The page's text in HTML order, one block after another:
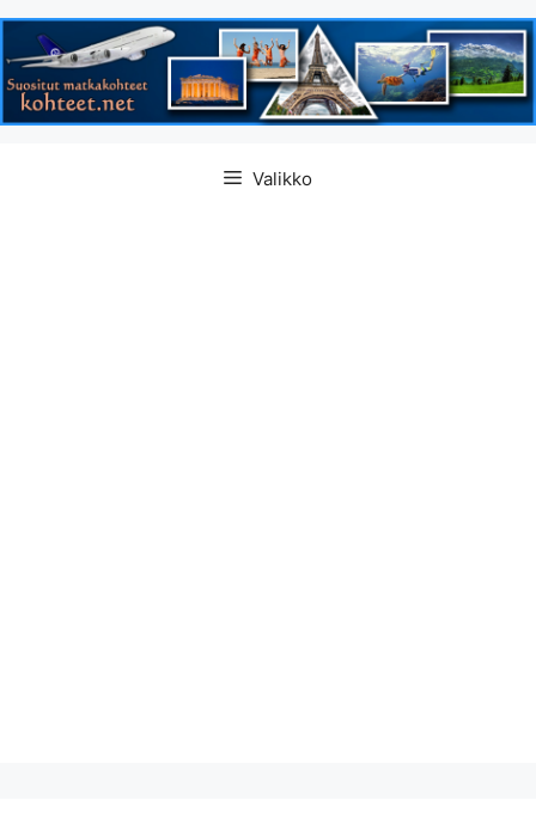
Valikko